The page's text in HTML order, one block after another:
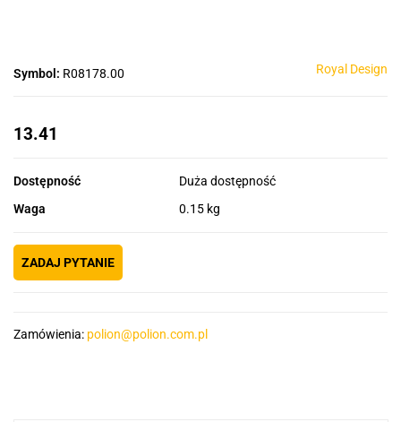
Symbol: R08178.00 Royal Design
13.41
Dostępność
Duża dostępność
Waga
0.15 kg
ZADAJ PYTANIE
Zamówienia: polion@polion.com.pl